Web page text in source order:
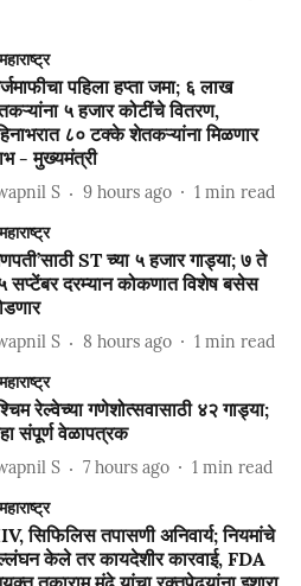
पहिला हप्ता जमा; ६ लाख
५ हजार कोटींचे वितरण,
८० टक्के शेतकऱ्यांना मिळणार
- मुख्यमंत्री
S 9 hours ago 1 min read
ST च्या ५ हजार गाड्या; ७ ते
सप्टेंबर दरम्यान कोकणात विशेष बसेस
S 8 hours ago 1 min read
रेल्वेच्या गणेशोत्सवासाठी ४२ गाड्या;
संपूर्ण वेळापत्रक
S 7 hours ago 1 min read
सिफिलिस तपासणी अनिवार्य; नियमांचे
केले तर कायदेशीर कारवाई, FDA